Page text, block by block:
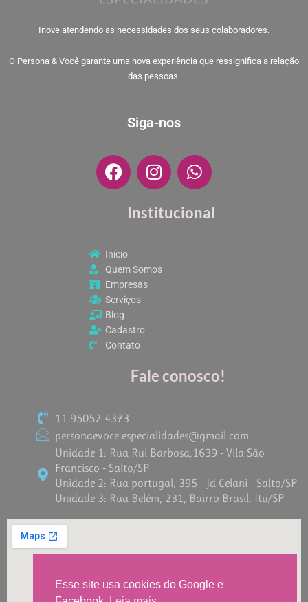
Inove atendendo as necessidades dos seus colaboradores.
O Persona & Você garante uma nova experiência que ressignifica a relação
das pessoas.
Siga-nos
F
a
o
o
k
I
n
t
r
W
h
t
Institucional
Início
Quem Somos
Empresas
Serviços
Blog
Cadastro
Contato
Fale conosco!
11 95052-4373
personaevoce.especialidades@gmail.com
Unidade 1: Rua Rui Barbosa,1639 - Vila São
Francisco - Salto/SP
Unidade 2: Rua portugal, 395 - Jd Celani - Salto/SP
Unidade 3: Rua Belém, 231, Bairro Brasil, Itu/SP
Esse site usa cookies do Google e